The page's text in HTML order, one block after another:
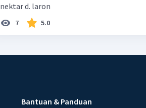
nektar d. laron
7 5.0
Bantuan & Panduan